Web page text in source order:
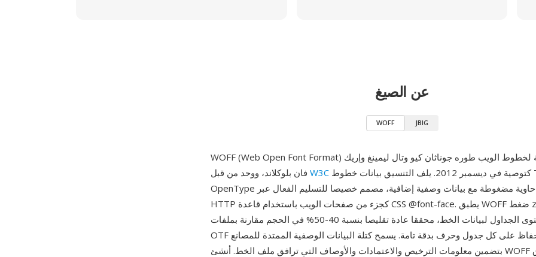
عن الصيغ
WOFF JBIG
WOFF (Web Open Font Format) هو تنسيق حاوية لخطوط الويب طوره جوناثان كيو وتال ليمينغ وإريك
W3C
OpenType الحالية في حاوية مضغوطة مع بيانات وصفية إضافية، مصمم خصيصا للتسليم الفعال عبر
HTTP كجزء من صفحات الويب باستخدام قاعدة CSS @font-face. يطبق WOFF ضغط zlib على
مستوى الجداول لبيانات الخط، محققا عادة تقليصا بنسبة 40-50% في الحجم مقارنة بملفات TTF أو
OTF الخام، مع الحفاظ على كل جدول وحرف بدقة تامة. يسمح كتلة البيانات الوصفية الممتدة للمصانع
بتضمين معلومات الترخيص والاعتمادات والأوصاف التي ترافق ملف الخط. أنشئ WOFF لمعالجة مأزق